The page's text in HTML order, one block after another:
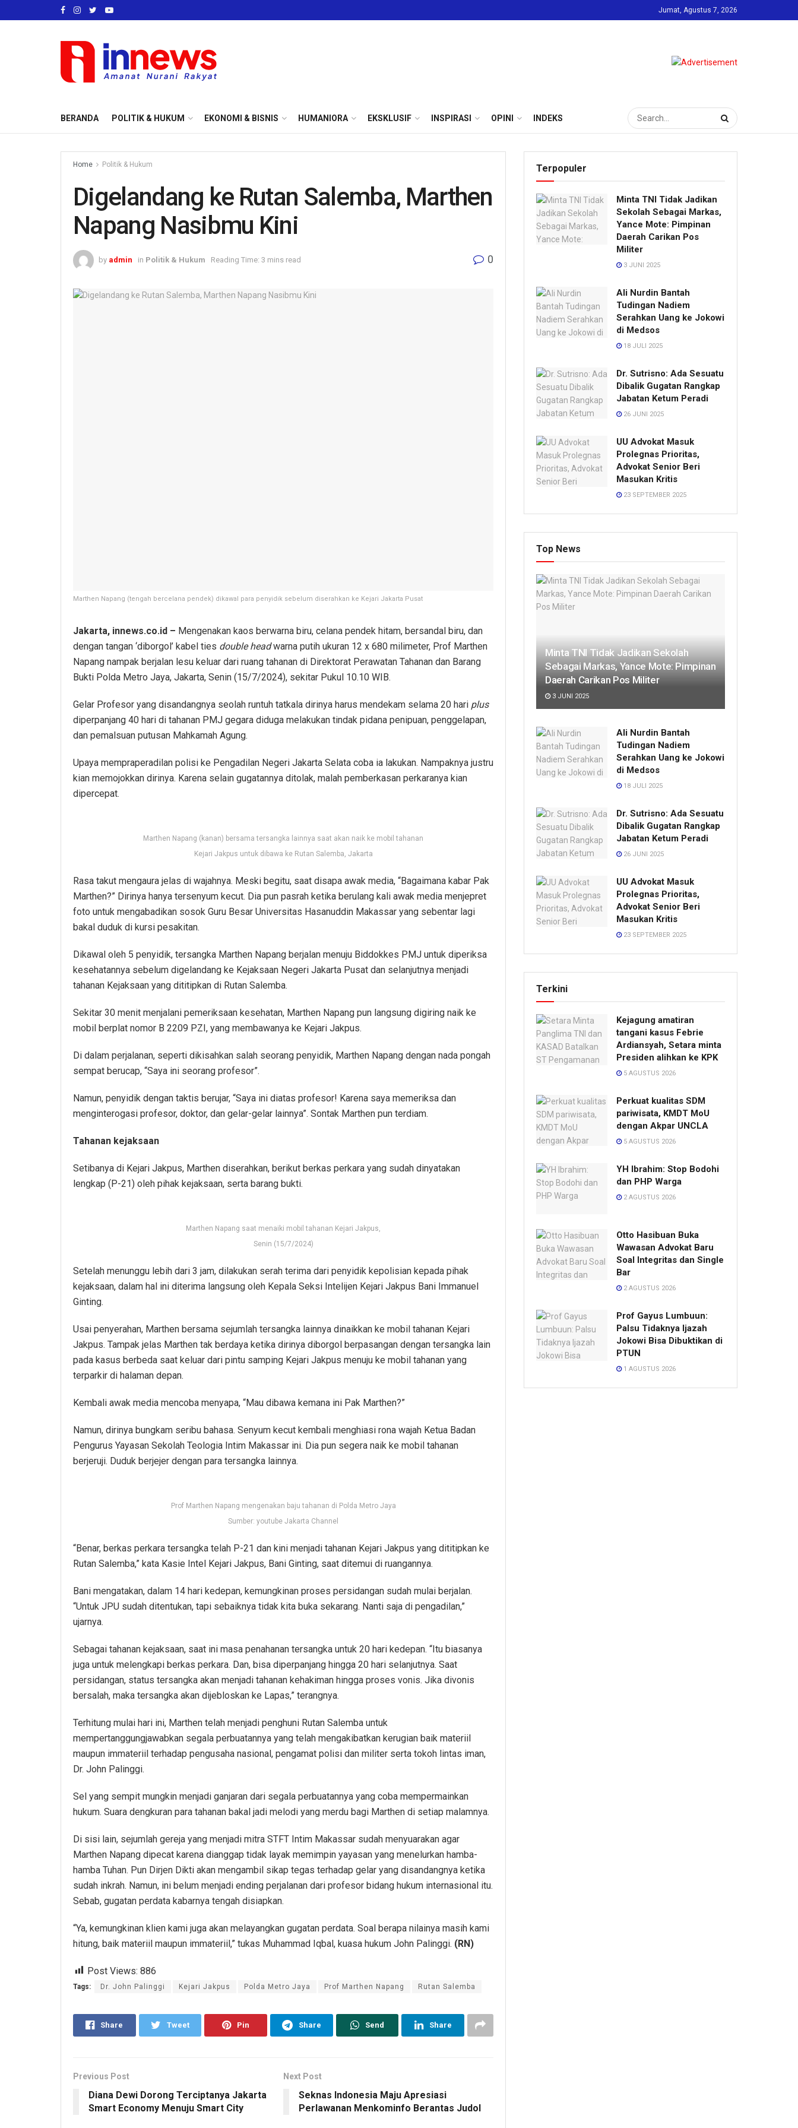
Jumat, Agustus 7, 2026
BERANDA POLITIK & HUKUM EKONOMI & BISNIS HUMANIORA EKSKLUSIF INSPIRASI OPINI INDEKS
Home Politik & Hukum
Digelandang ke Rutan Salemba, Marthen
Napang Nasibmu Kini
by admin in Politik & Hukum Reading Time: 3 mins read 0
Marthen Napang (tengah bercelana pendek) dikawal para penyidik sebelum diserahkan ke Kejari Jakarta Pusat
Jakarta, innews.co.id – Mengenakan kaos berwarna biru, celana pendek hitam, bersandal biru, dan
dengan tangan ‘diborgol’ kabel ties double headwarna putih ukuran 12 x 680 milimeter, Prof Marthen
Napang nampak berjalan lesu keluar dari ruang tahanan di Direktorat Perawatan Tahanan dan Barang
Bukti Polda Metro Jaya, Jakarta, Senin (15/7/2024), sekitar Pukul 10.10 WIB.
Gelar Profesor yang disandangnya seolah runtuh tatkala dirinya harus mendekam selama 20 hari plus
diperpanjang 40 hari di tahanan PMJ gegara diduga melakukan tindak pidana penipuan, penggelapan,
dan pemalsuan putusan Mahkamah Agung.
Upaya mempraperadilan polisi ke Pengadilan Negeri Jakarta Selata coba ia lakukan. Nampaknya justru
kian memojokkan dirinya. Karena selain gugatannya ditolak, malah pemberkasan perkaranya kian
dipercepat.
Marthen Napang (kanan) bersama tersangka lainnya saat akan naik ke mobil tahanan
Kejari Jakpus untuk dibawa ke Rutan Salemba, Jakarta
Rasa takut mengaura jelas di wajahnya. Meski begitu, saat disapa awak media, “Bagaimana kabar Pak
Marthen?” Dirinya hanya tersenyum kecut. Dia pun pasrah ketika berulang kali awak media menjepret
foto untuk mengabadikan sosok Guru Besar Universitas Hasanuddin Makassar yang sebentar lagi
bakal duduk di kursi pesakitan.
Dikawal oleh 5 penyidik, tersangka Marthen Napang berjalan menuju Biddokkes PMJ untuk diperiksa
kesehatannya sebelum digelandang ke Kejaksaan Negeri Jakarta Pusat dan selanjutnya menjadi
tahanan Kejaksaan yang dititipkan di Rutan Salemba.
Sekitar 30 menit menjalani pemeriksaan kesehatan, Marthen Napang pun langsung digiring naik ke
mobil berplat nomor B 2209 PZI, yang membawanya ke Kejari Jakpus.
Di dalam perjalanan, seperti dikisahkan salah seorang penyidik, Marthen Napang dengan nada pongah
sempat berucap, “Saya ini seorang profesor”.
Namun, penyidik dengan taktis berujar, “Saya ini diatas profesor! Karena saya memeriksa dan
menginterogasi profesor, doktor, dan gelar-gelar lainnya”. Sontak Marthen pun terdiam.
Tahanan kejaksaan
Setibanya di Kejari Jakpus, Marthen diserahkan, berikut berkas perkara yang sudah dinyatakan
lengkap (P-21) oleh pihak kejaksaan, serta barang bukti.
Marthen Napang saat menaiki mobil tahanan Kejari Jakpus,
Senin (15/7/2024)
Setelah menunggu lebih dari 3 jam, dilakukan serah terima dari penyidik kepolisian kepada pihak
kejaksaan, dalam hal ini diterima langsung oleh Kepala Seksi Intelijen Kejari Jakpus Bani Immanuel
Ginting.
Usai penyerahan, Marthen bersama sejumlah tersangka lainnya dinaikkan ke mobil tahanan Kejari
Jakpus. Tampak jelas Marthen tak berdaya ketika dirinya diborgol berpasangan dengan tersangka lain
pada kasus berbeda saat keluar dari pintu samping Kejari Jakpus menuju ke mobil tahanan yang
terparkir di halaman depan.
Kembali awak media mencoba menyapa, “Mau dibawa kemana ini Pak Marthen?”
Namun, dirinya bungkam seribu bahasa. Senyum kecut kembali menghiasi rona wajah Ketua Badan
Pengurus Yayasan Sekolah Teologia Intim Makassar ini. Dia pun segera naik ke mobil tahanan
berjeruji. Duduk berjejer dengan para tersangka lainnya.
Prof Marthen Napang mengenakan baju tahanan di Polda Metro Jaya
Sumber: youtube Jakarta Channel
“Benar, berkas perkara tersangka telah P-21 dan kini menjadi tahanan Kejari Jakpus yang dititipkan ke
Rutan Salemba,” kata Kasie Intel Kejari Jakpus, Bani Ginting, saat ditemui di ruangannya.
Bani mengatakan, dalam 14 hari kedepan, kemungkinan proses persidangan sudah mulai berjalan.
“Untuk JPU sudah ditentukan, tapi sebaiknya tidak kita buka sekarang. Nanti saja di pengadilan,”
ujarnya.
Sebagai tahanan kejaksaan, saat ini masa penahanan tersangka untuk 20 hari kedepan. “Itu biasanya
juga untuk melengkapi berkas perkara. Dan, bisa diperpanjang hingga 20 hari selanjutnya. Saat
persidangan, status tersangka akan menjadi tahanan kehakiman hingga proses vonis. Jika divonis
bersalah, maka tersangka akan dijebloskan ke Lapas,” terangnya.
Terhitung mulai hari ini, Marthen telah menjadi penghuni Rutan Salemba untuk
mempertanggungjawabkan segala perbuatannya yang telah mengakibatkan kerugian baik materiil
maupun immateriil terhadap pengusaha nasional, pengamat polisi dan militer serta tokoh lintas iman,
Dr. John Palinggi.
Sel yang sempit mungkin menjadi ganjaran dari segala perbuatannya yang coba mempermainkan
hukum. Suara dengkuran para tahanan bakal jadi melodi yang merdu bagi Marthen di setiap malamnya.
Di sisi lain, sejumlah gereja yang menjadi mitra STFT Intim Makassar sudah menyuarakan agar
Marthen Napang dipecat karena dianggap tidak layak memimpin yayasan yang menelurkan hamba-
hamba Tuhan. Pun Dirjen Dikti akan mengambil sikap tegas terhadap gelar yang disandangnya ketika
sudah inkrah. Namun, ini belum menjadi ending perjalanan dari profesor bidang hukum internasional itu.
Sebab, gugatan perdata kabarnya tengah disiapkan.
“Ya, kemungkinan klien kami juga akan melayangkan gugatan perdata. Soal berapa nilainya masih kami
hitung, baik materiil maupun immateriil,” tukas Muhammad Iqbal, kuasa hukum John Palinggi. (RN)
Post Views: 886
Tags: Dr. John Palinggi Kejari Jakpus Polda Metro Jaya Prof Marthen Napang Rutan Salemba
Share Tweet Pin Share Send Share
Previous Post
Diana Dewi Dorong Terciptanya Jakarta
Smart Economy Menuju Smart City
Next Post
Seknas Indonesia Maju Apresiasi
Perlawanan Menkominfo Berantas Judol
Terpopuler
Minta TNI Tidak Jadikan
Sekolah Sebagai Markas,
Yance Mote: Pimpinan
Daerah Carikan Pos
Militer
3 JUNI 2025
Ali Nurdin Bantah
Tudingan Nadiem
Serahkan Uang ke Jokowi
di Medsos
18 JULI 2025
Dr. Sutrisno: Ada Sesuatu
Dibalik Gugatan Rangkap
Jabatan Ketum Peradi
26 JUNI 2025
UU Advokat Masuk
Prolegnas Prioritas,
Advokat Senior Beri
Masukan Kritis
23 SEPTEMBER 2025
Top News
Minta TNI Tidak Jadikan Sekolah
Sebagai Markas, Yance Mote: Pimpinan
Daerah Carikan Pos Militer
3 JUNI 2025
Ali Nurdin Bantah
Tudingan Nadiem
Serahkan Uang ke Jokowi
di Medsos
18 JULI 2025
Dr. Sutrisno: Ada Sesuatu
Dibalik Gugatan Rangkap
Jabatan Ketum Peradi
26 JUNI 2025
UU Advokat Masuk
Prolegnas Prioritas,
Advokat Senior Beri
Masukan Kritis
23 SEPTEMBER 2025
Terkini
Kejagung amatiran
tangani kasus Febrie
Ardiansyah, Setara minta
Presiden alihkan ke KPK
5 AGUSTUS 2026
Perkuat kualitas SDM
pariwisata, KMDT MoU
dengan Akpar UNCLA
5 AGUSTUS 2026
YH Ibrahim: Stop Bodohi
dan PHP Warga
2 AGUSTUS 2026
Otto Hasibuan Buka
Wawasan Advokat Baru
Soal Integritas dan Single
Bar
2 AGUSTUS 2026
Prof Gayus Lumbuun:
Palsu Tidaknya Ijazah
Jokowi Bisa Dibuktikan di
PTUN
1 AGUSTUS 2026